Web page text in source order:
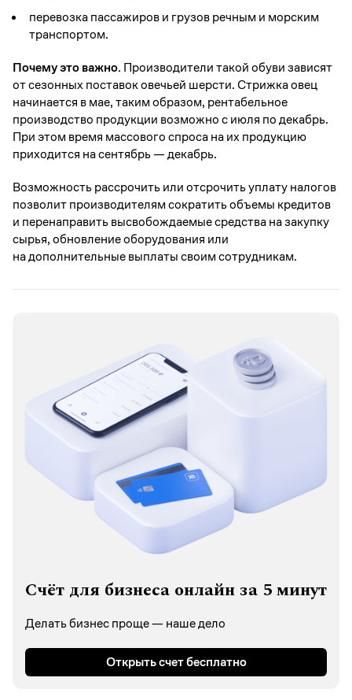
перевозка пассажиров и грузов речным и морским
транспортом.
Почему это важно. Производители такой обуви зависят
от сезонных поставок овечьей шерсти. Стрижка овец
начинается в мае, таким образом, рентабельное
производство продукции возможно с июля по декабрь.
При этом время массового спроса на их продукцию
приходится на сентябрь — декабрь.
Возможность рассрочить или отсрочить уплату налогов
позволит производителям сократить объемы кредитов
и перенаправить высвобождаемые средства на закупку
сырья, обновление оборудования или
на дополнительные выплаты своим сотрудникам.
Счёт для бизнеса онлайн за 5 минут
Делать бизнес проще — наше дело
Открыть счет бесплатно